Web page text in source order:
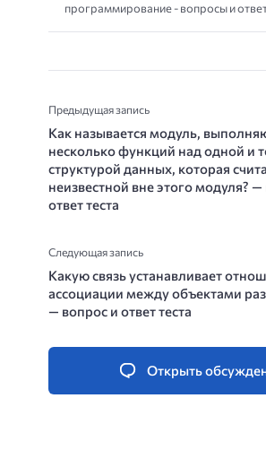
программирование - вопросы и
Предыдущая запись
Как называется модуль,
несколько функций над одной и
структурой данных, которая
неизвестной вне этого модуля? —
ответ теста
Следующая запись
Какую связь устанавливает
ассоциации между объектами
— вопрос и ответ теста
Открыть